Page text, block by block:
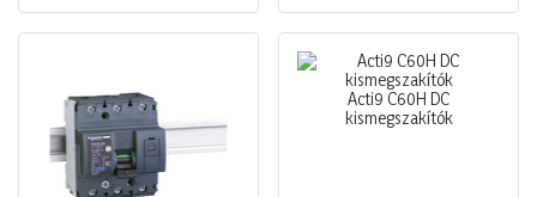
Acti9 C60H DC
kismegszakítók